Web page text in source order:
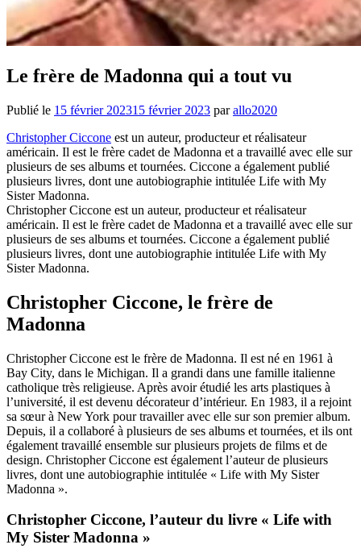
Le frère de Madonna qui a tout vu
Publié le 15 février 202315 février 2023 parallo2020
Christopher Ciccone est un auteur, producteur et réalisateur
américain. Il est le frère cadet de Madonna et a travaillé avec elle sur
plusieurs de ses albums et tournées. Ciccone a également publié
plusieurs livres, dont une autobiographie intitulée Life with My
Sister Madonna.
Christopher Ciccone est un auteur, producteur et réalisateur
américain. Il est le frère cadet de Madonna et a travaillé avec elle sur
plusieurs de ses albums et tournées. Ciccone a également publié
plusieurs livres, dont une autobiographie intitulée Life with My
Sister Madonna.
Christopher Ciccone, le frère de
Madonna
Christopher Ciccone est le frère de Madonna. Il est né en 1961 à
Bay City, dans le Michigan. Il a grandi dans une famille italienne
catholique très religieuse. Après avoir étudié les arts plastiques à
l’université, il est devenu décorateur d’intérieur. En 1983, il a rejoint
sa sœur à New York pour travailler avec elle sur son premier album.
Depuis, il a collaboré à plusieurs de ses albums et tournées, et ils ont
également travaillé ensemble sur plusieurs projets de films et de
design. Christopher Ciccone est également l’auteur de plusieurs
livres, dont une autobiographie intitulée « Life with My Sister
Madonna ».
Christopher Ciccone, l’auteur du livre « Life with
My Sister Madonna »